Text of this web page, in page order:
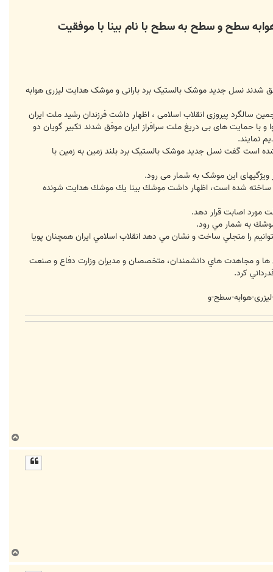
سطح و سطح به سطح با نام بينا با موفقیت
مسلح موفق شدند نسل جدید موشک بالستیک برد بارانی و موشک هدایت لیزری هوابه
سالگرد پیروزی انقلاب اسلامی ، اظهار داشت فرزندان رشید ملت ایران
با حمایت های بی دریغ ملت سرافراز ایران موفق شدند تکبیر گویان دو
نمايند.
است گفت نسل جدید موشک بالستیک برد بلند زمین به زمین با
این موشک به شمار می رود.
ساخته شده است، اظهار داشت موشك بينا يك موشك هدايت شونده
مورد اصابت قرار دهد.
موشك به شمار مي رود.
را متجلي ساخت و نشان مي دهد انقلاب اسلامي ايران همچنان پويا
ها و مجاهدت هاي دانشمندان، متخصصان و مديران وزارت دفاع و صنعت
كرد.
هوابه-سطح-و
ا
ا